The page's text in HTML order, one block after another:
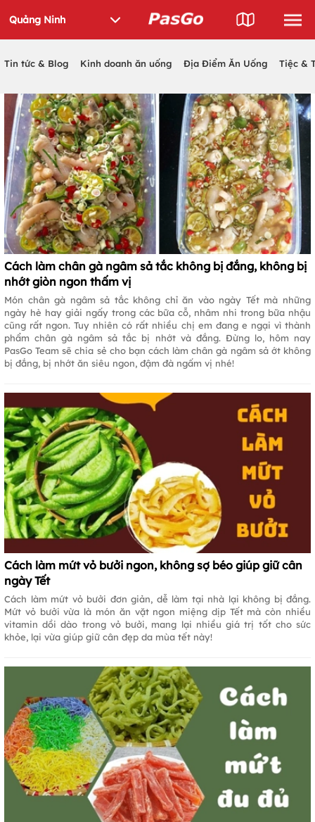
Tin tức & Blog Kinh doanh ăn uống Địa Điểm Ăn Uống Tiệc &
Cách làm chân gà ngâm sả tắc không bị đắng, không bị
nhớt giòn ngon thấm vị
Món chân gà ngâm sả tắc không chỉ ăn vào ngày Tết mà những
ngày hè hay giải ngấy trong các bữa cỗ, nhâm nhi trong bữa nhậu
cũng rất ngon. Tuy nhiên có rất nhiều chị em đang e ngại vì thành
phẩm chân gà ngâm sả tắc bị nhớt và đắng. Đừng lo, hôm nay
PasGo Team sẽ chia sẻ cho bạn cách làm chân gà ngâm sả ớt không
bị đắng, bị nhớt ăn siêu ngon, đậm đà ngấm vị nhé!
Cách làm mứt vỏ bưởi ngon, không sợ béo giúp giữ cân
ngày Tết
Cách làm mứt vỏ bưởi đơn giản, dễ làm tại nhà lại không bị đắng.
Mứt vỏ bưởi vừa là món ăn vặt ngon miệng dịp Tết mà còn nhiều
vitamin dồi dào trong vỏ bưởi, mang lại nhiều giá trị tốt cho sức
khỏe, lại vừa giúp giữ cân đẹp da mùa tết này!